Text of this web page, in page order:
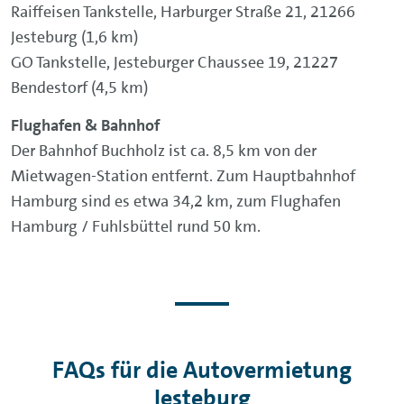
Raiffeisen Tankstelle, Harburger Straße 21, 21266
Jesteburg (1,6 km)
GO Tankstelle, Jesteburger Chaussee 19, 21227
Bendestorf (4,5 km)
Flughafen & Bahnhof
Der Bahnhof Buchholz ist ca. 8,5 km von der
Mietwagen-Station entfernt. Zum Hauptbahnhof
Hamburg sind es etwa 34,2 km, zum Flughafen
Hamburg / Fuhlsbüttel rund 50 km.
FAQs für die Autovermietung